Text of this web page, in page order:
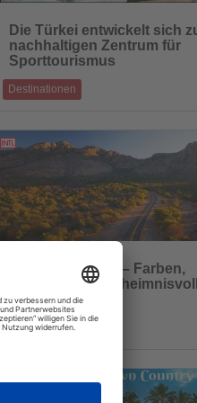
Sie
die
Nachrichten
Die Türkei entwickelt sich
nachhaltigen Zentrum für
Sporttourismus
Destinationen
Nachrichten
Texas im Herbst – Farben,
Festivals und
Legenden
Destinationen
Traditionen in der goldenen Jahreszeit
31.10.2025